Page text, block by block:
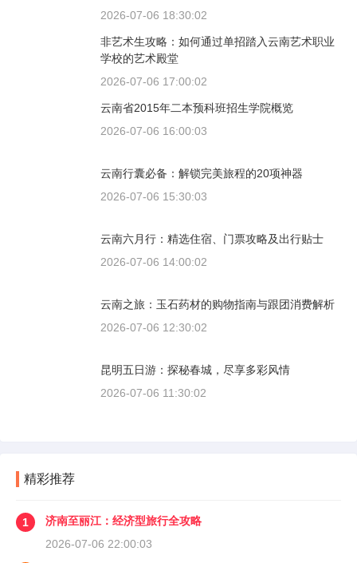
2026-07-06 18:30:02
非艺术生攻略：如何通过单招踏入云南艺术职业
学校的艺术殿堂
2026-07-06 17:00:02
云南省2015年二本预科班招生学院概览
2026-07-06 16:00:03
云南行囊必备：解锁完美旅程的20项神器
2026-07-06 15:30:03
云南六月行：精选住宿、门票攻略及出行贴士
2026-07-06 14:00:02
云南之旅：玉石药材的购物指南与跟团消费解析
2026-07-06 12:30:02
昆明五日游：探秘春城，尽享多彩风情
2026-07-06 11:30:02
精彩推荐
1
济南至丽江：经济型旅行全攻略
2026-07-06 22:00:03